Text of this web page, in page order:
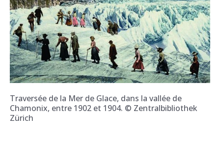
Traversée de la Mer de Glace, dans la vallée de
Chamonix, entre 1902 et 1904. © Zentralbibliothek
Zürich